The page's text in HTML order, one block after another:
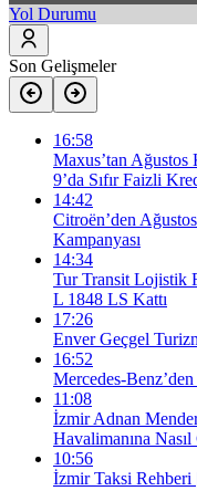
Yol Durumu
Son Gelişmeler
16:58
Maxus’tan
9’da Sıfır Faizli
14:42
Citroën’den
Kampanyası
14:34
Tur Transit Lojistik
L 1848 LS Kattı
17:26
Enver Geçgel
16:52
Mercedes-
11:08
İzmir Adnan
Havalimanına
10:56
İzmir Taksi Rehberi